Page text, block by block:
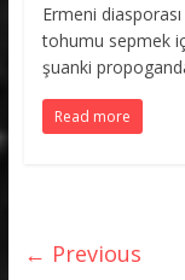
Ermeni
tohumu sepmek
şuanki
Read more
← Previous